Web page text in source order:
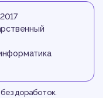
доработок.